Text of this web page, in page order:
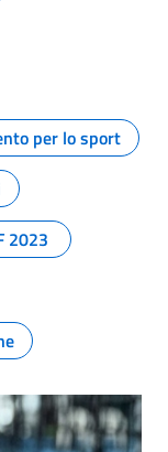
per lo sport
2023